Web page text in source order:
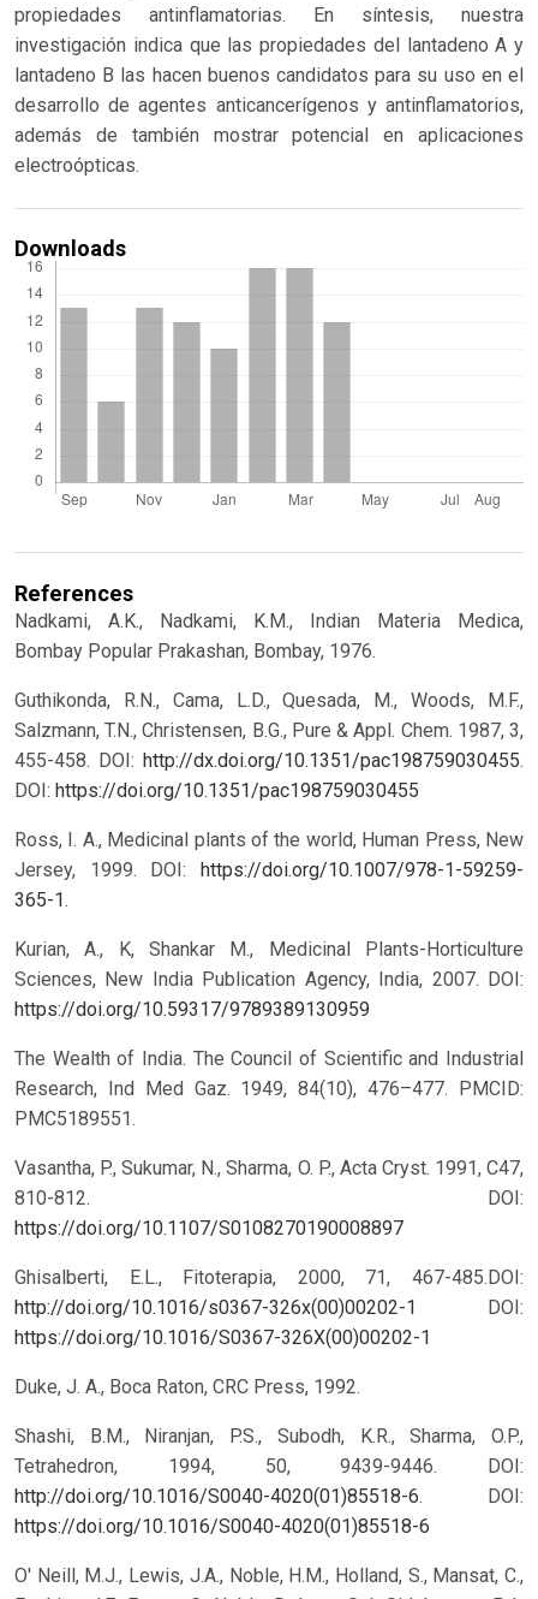
propiedades antinflamatorias. En síntesis, nuestra
investigación indica que las propiedades del lantadeno A y
lantadeno B las hacen buenos candidatos para su uso en el
desarrollo de agentes anticancerígenos y antinflamatorios,
además de también mostrar potencial en aplicaciones
electroópticas.
Downloads
References
Nadkami, A.K., Nadkami, K.M., Indian Materia Medica,
Bombay Popular Prakashan, Bombay, 1976.
Guthikonda, R.N., Cama, L.D., Quesada, M., Woods, M.F.,
Salzmann, T.N., Christensen, B.G., Pure & Appl. Chem. 1987, 3,
455-458. DOI: http://dx.doi.org/10.1351/pac198759030455.
DOI: https://doi.org/10.1351/pac198759030455
Ross, I. A., Medicinal plants of the world, Human Press, New
Jersey, 1999. DOI:
https://doi.org/10.1007/978-1-59259-
365-1.
Kurian, A., K, Shankar M., Medicinal Plants-Horticulture
Sciences, New India Publication Agency, India, 2007. DOI:
https://doi.org/10.59317/9789389130959
The Wealth of India. The Council of Scientific and Industrial
Research, Ind Med Gaz. 1949, 84(10), 476–477. PMCID:
PMC5189551.
Vasantha, P., Sukumar, N., Sharma, O. P., Acta Cryst. 1991, C47,
810-812.
DOI:
https://doi.org/10.1107/S0108270190008897
Ghisalberti, E.L., Fitoterapia, 2000, 71, 467-485.DOI:
http://doi.org/10.1016/s0367-326x(00)00202-1
DOI:
https://doi.org/10.1016/S0367-326X(00)00202-1
Duke, J. A., Boca Raton, CRC Press, 1992.
Shashi, B.M., Niranjan, P.S., Subodh, K.R., Sharma, O.P.,
Tetrahedron, 1994, 50, 9439-9446. DOI:
http://doi.org/10.1016/S0040-4020(01)85518-6.
DOI:
https://doi.org/10.1016/S0040-4020(01)85518-6
O' Neill, M.J., Lewis, J.A., Noble, H.M., Holland, S., Mansat, C.,